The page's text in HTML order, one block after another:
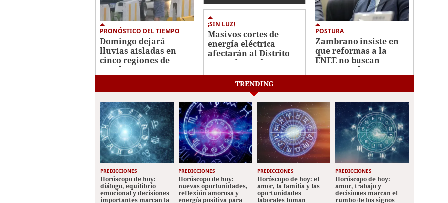
PRONÓSTICO DEL TIEMPO
Domingo dejará
lluvias aisladas en
cinco regiones de
Honduras
¡SIN LUZ!
Masivos cortes de
energía eléctrica
afectarán al Distrito
Central este domingo
28 de junio
POSTURA
Zambrano insiste en
que reformas a la
ENEE no buscan
privatizar la empresa
TRENDING
PREDICCIONES
Horóscopo de hoy:
diálogo, equilibrio
emocional y decisiones
importantes marcan la
PREDICCIONES
Horóscopo de hoy:
nuevas oportunidades,
reflexión amorosa y
energía positiva para
PREDICCIONES
Horóscopo de hoy: el
amor, la familia y las
oportunidades
laborales toman
PREDICCIONES
Horóscopo de hoy:
amor, trabajo y
decisiones marcan el
rumbo de los signos